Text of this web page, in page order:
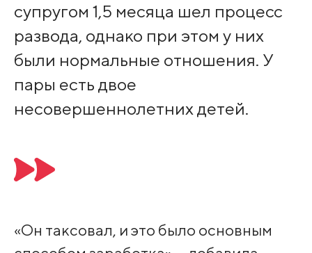
супругом 1,5 месяца шел процесс
развода, однако при этом у них
были нормальные отношения. У
пары есть двое
несовершеннолетних детей.
«Он таксовал, и это было основным